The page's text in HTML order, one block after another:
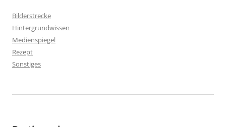
Bilderstrecke
Hintergrundwissen
Medienspiegel
Rezept
Sonstiges